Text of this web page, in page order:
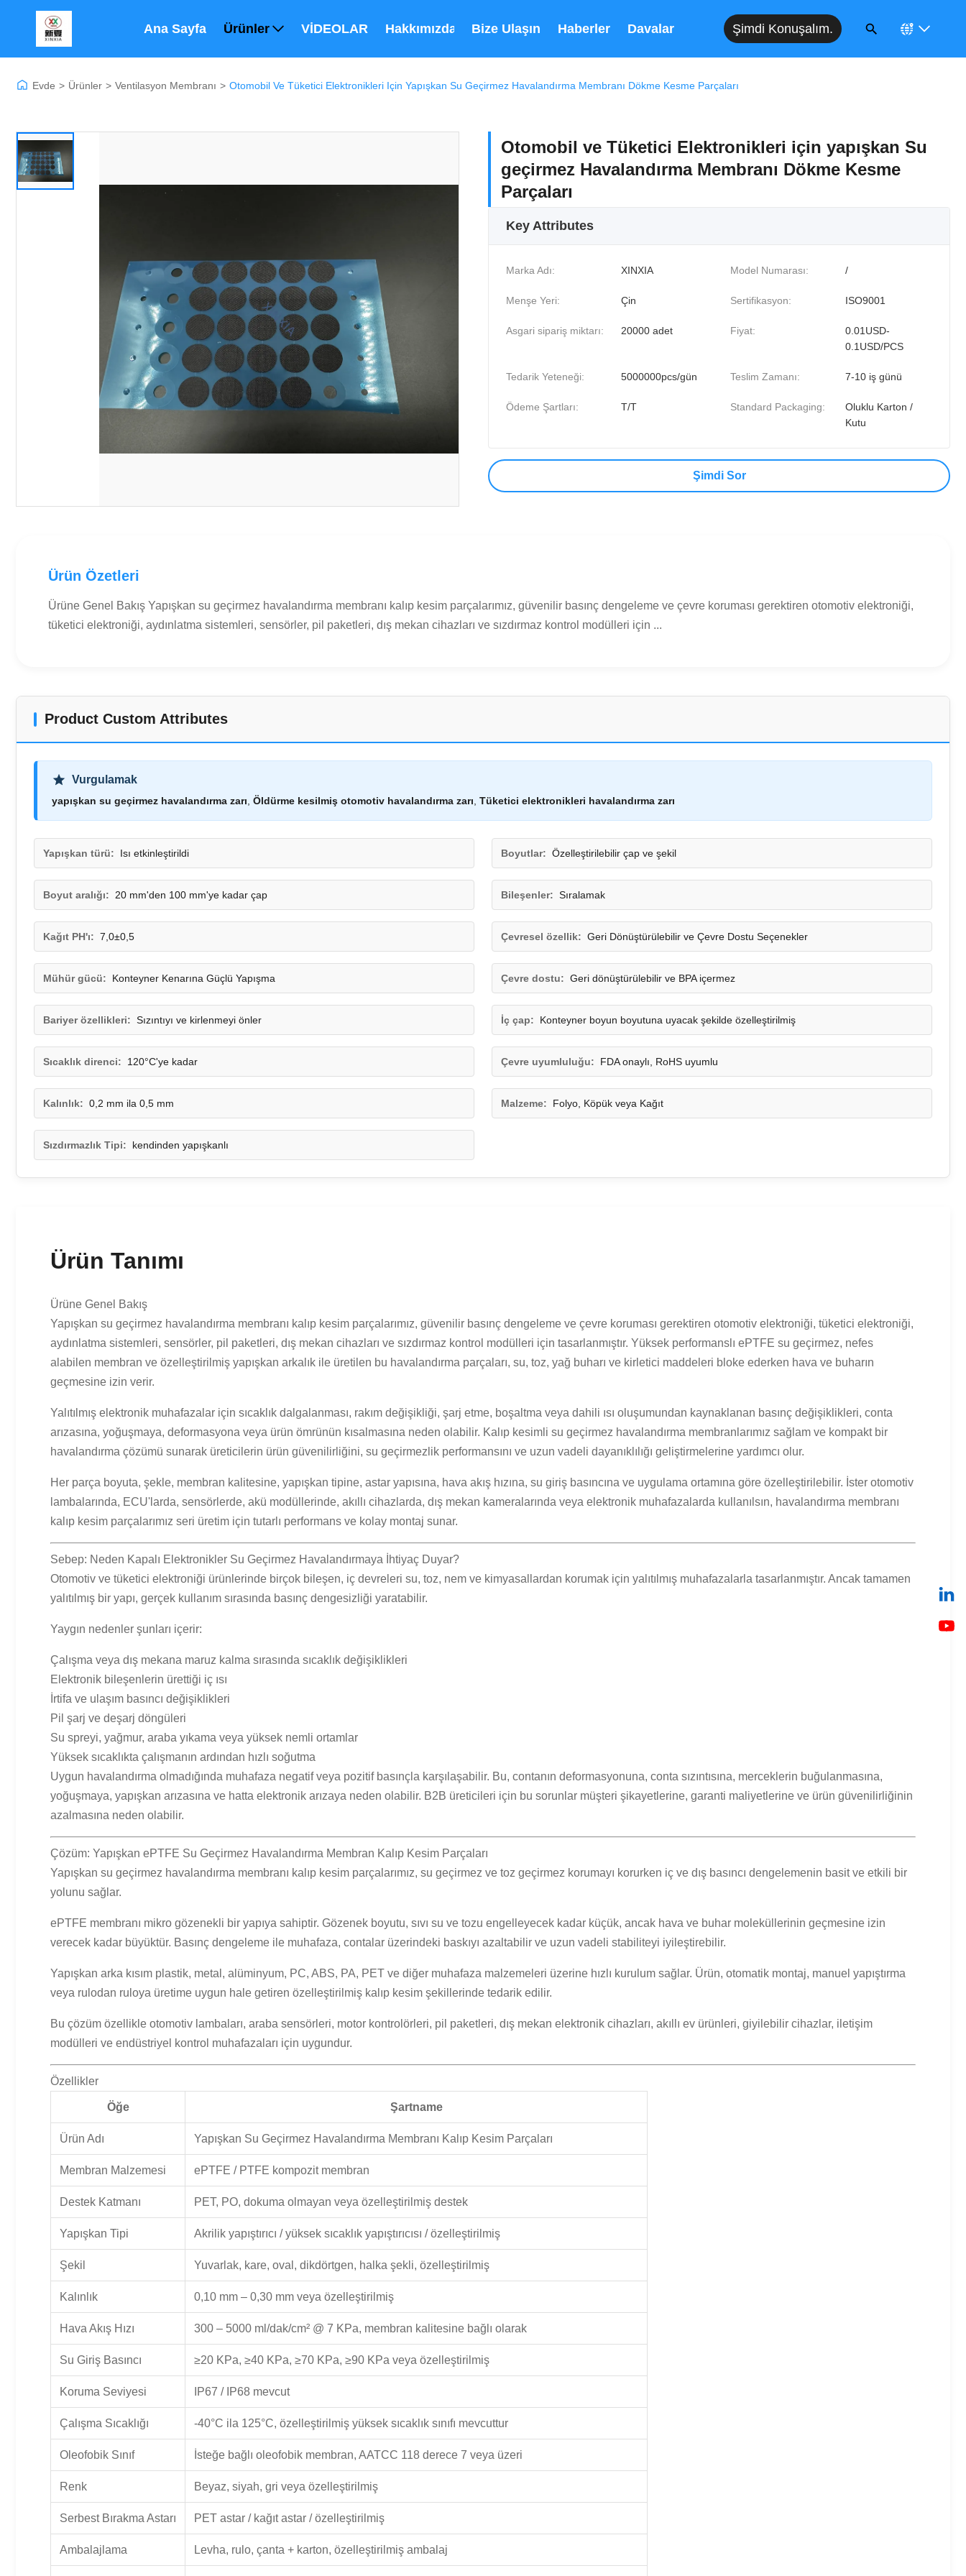
Ana Sayfa Ürünler VİDEOLAR Hakkımızda Bize Ulaşın Haberler Davalar Şimdi Konuşalım.
Evde > Ürünler > Ventilasyon Membranı > Otomobil Ve Tüketici Elektronikleri Için Yapışkan Su Geçirmez Havalandırma Membranı Dökme Kesme Parçaları
Otomobil ve Tüketici Elektronikleri için yapışkan Su
geçirmez Havalandırma Membranı Dökme Kesme
Parçaları
Key Attributes
Marka Adı: XINXIA Model Numarası: /
Menşe Yeri: Çin Sertifikasyon: ISO9001
Asgari sipariş miktarı: 20000 adet Fiyat:
0.01USD-
0.1USD/PCS
Tedarik Yeteneği: 5000000pcs/gün Teslim Zamanı: 7-10 iş günü
Ödeme Şartları: T/T Standard Packaging:
Oluklu Karton /
Kutu
Şimdi Sor
Ürün Özetleri
Ürüne Genel Bakış Yapışkan su geçirmez havalandırma membranı kalıp kesim parçalarımız, güvenilir basınç dengeleme ve çevre koruması gerektiren otomotiv elektroniği,
tüketici elektroniği, aydınlatma sistemleri, sensörler, pil paketleri, dış mekan cihazları ve sızdırmaz kontrol modülleri için ...
Product Custom Attributes
Vurgulamak
yapışkan su geçirmez havalandırma zarı Öldürme kesilmiş otomotiv havalandırma zarı Tüketici elektronikleri havalandırma zarı
Yapışkan türü: Isı etkinleştirildi Boyutlar: Özelleştirilebilir çap ve şekil
Boyut aralığı: 20 mm'den 100 mm'ye kadar çap Bileşenler: Sıralamak
Kağıt PH'ı: 7,0±0,5 Çevresel özellik: Geri Dönüştürülebilir ve Çevre Dostu Seçenekler
Mühür gücü: Konteyner Kenarına Güçlü Yapışma Çevre dostu: Geri dönüştürülebilir ve BPA içermez
Bariyer özellikleri: Sızıntıyı ve kirlenmeyi önler İç çap: Konteyner boyun boyutuna uyacak şekilde özelleştirilmiş
Sıcaklık direnci: 120°C'ye kadar Çevre uyumluluğu: FDA onaylı, RoHS uyumlu
Kalınlık: 0,2 mm ila 0,5 mm Malzeme: Folyo, Köpük veya Kağıt
Sızdırmazlık Tipi: kendinden yapışkanlı
Ürün Tanımı
Ürüne Genel Bakış
Yapışkan su geçirmez havalandırma membranı kalıp kesim parçalarımız, güvenilir basınç dengeleme ve çevre koruması gerektiren otomotiv elektroniği, tüketici elektroniği,
aydınlatma sistemleri, sensörler, pil paketleri, dış mekan cihazları ve sızdırmaz kontrol modülleri için tasarlanmıştır. Yüksek performanslı ePTFE su geçirmez, nefes
alabilen membran ve özelleştirilmiş yapışkan arkalık ile üretilen bu havalandırma parçaları, su, toz, yağ buharı ve kirletici maddeleri bloke ederken hava ve buharın
geçmesine izin verir.
Yalıtılmış elektronik muhafazalar için sıcaklık dalgalanması, rakım değişikliği, şarj etme, boşaltma veya dahili ısı oluşumundan kaynaklanan basınç değişiklikleri, conta
arızasına, yoğuşmaya, deformasyona veya ürün ömrünün kısalmasına neden olabilir. Kalıp kesimli su geçirmez havalandırma membranlarımız sağlam ve kompakt bir
havalandırma çözümü sunarak üreticilerin ürün güvenilirliğini, su geçirmezlik performansını ve uzun vadeli dayanıklılığı geliştirmelerine yardımcı olur.
Her parça boyuta, şekle, membran kalitesine, yapışkan tipine, astar yapısına, hava akış hızına, su giriş basıncına ve uygulama ortamına göre özelleştirilebilir. İster otomotiv
lambalarında, ECU'larda, sensörlerde, akü modüllerinde, akıllı cihazlarda, dış mekan kameralarında veya elektronik muhafazalarda kullanılsın, havalandırma membranı
kalıp kesim parçalarımız seri üretim için tutarlı performans ve kolay montaj sunar.
Sebep: Neden Kapalı Elektronikler Su Geçirmez Havalandırmaya İhtiyaç Duyar?
Otomotiv ve tüketici elektroniği ürünlerinde birçok bileşen, iç devreleri su, toz, nem ve kimyasallardan korumak için yalıtılmış muhafazalarla tasarlanmıştır. Ancak tamamen
yalıtılmış bir yapı, gerçek kullanım sırasında basınç dengesizliği yaratabilir.
Yaygın nedenler şunları içerir:
Çalışma veya dış mekana maruz kalma sırasında sıcaklık değişiklikleri
Elektronik bileşenlerin ürettiği iç ısı
İrtifa ve ulaşım basıncı değişiklikleri
Pil şarj ve deşarj döngüleri
Su spreyi, yağmur, araba yıkama veya yüksek nemli ortamlar
Yüksek sıcaklıkta çalışmanın ardından hızlı soğutma
Uygun havalandırma olmadığında muhafaza negatif veya pozitif basınçla karşılaşabilir. Bu, contanın deformasyonuna, conta sızıntısına, merceklerin buğulanmasına,
yoğuşmaya, yapışkan arızasına ve hatta elektronik arızaya neden olabilir. B2B üreticileri için bu sorunlar müşteri şikayetlerine, garanti maliyetlerine ve ürün güvenilirliğinin
azalmasına neden olabilir.
Çözüm: Yapışkan ePTFE Su Geçirmez Havalandırma Membran Kalıp Kesim Parçaları
Yapışkan su geçirmez havalandırma membranı kalıp kesim parçalarımız, su geçirmez ve toz geçirmez korumayı korurken iç ve dış basıncı dengelemenin basit ve etkili bir
yolunu sağlar.
ePTFE membranı mikro gözenekli bir yapıya sahiptir. Gözenek boyutu, sıvı su ve tozu engelleyecek kadar küçük, ancak hava ve buhar moleküllerinin geçmesine izin
verecek kadar büyüktür. Basınç dengeleme ile muhafaza, contalar üzerindeki baskıyı azaltabilir ve uzun vadeli stabiliteyi iyileştirebilir.
Yapışkan arka kısım plastik, metal, alüminyum, PC, ABS, PA, PET ve diğer muhafaza malzemeleri üzerine hızlı kurulum sağlar. Ürün, otomatik montaj, manuel yapıştırma
veya rulodan ruloya üretime uygun hale getiren özelleştirilmiş kalıp kesim şekillerinde tedarik edilir.
Bu çözüm özellikle otomotiv lambaları, araba sensörleri, motor kontrolörleri, pil paketleri, dış mekan elektronik cihazları, akıllı ev ürünleri, giyilebilir cihazlar, iletişim
modülleri ve endüstriyel kontrol muhafazaları için uygundur.
Özellikler
Öğe Şartname
Ürün Adı Yapışkan Su Geçirmez Havalandırma Membranı Kalıp Kesim Parçaları
Membran Malzemesi ePTFE / PTFE kompozit membran
Destek Katmanı PET, PO, dokuma olmayan veya özelleştirilmiş destek
Yapışkan Tipi Akrilik yapıştırıcı / yüksek sıcaklık yapıştırıcısı / özelleştirilmiş
Şekil Yuvarlak, kare, oval, dikdörtgen, halka şekli, özelleştirilmiş
Kalınlık 0,10 mm – 0,30 mm veya özelleştirilmiş
Hava Akış Hızı 300 – 5000 ml/dak/cm² @ 7 KPa, membran kalitesine bağlı olarak
Su Giriş Basıncı ≥20 KPa, ≥40 KPa, ≥70 KPa, ≥90 KPa veya özelleştirilmiş
Koruma Seviyesi IP67 / IP68 mevcut
Çalışma Sıcaklığı -40°C ila 125°C, özelleştirilmiş yüksek sıcaklık sınıfı mevcuttur
Oleofobik Sınıf İsteğe bağlı oleofobik membran, AATCC 118 derece 7 veya üzeri
Renk Beyaz, siyah, gri veya özelleştirilmiş
Serbest Bırakma Astarı PET astar / kağıt astar / özelleştirilmiş
Ambalajlama Levha, rulo, çanta + karton, özelleştirilmiş ambalaj